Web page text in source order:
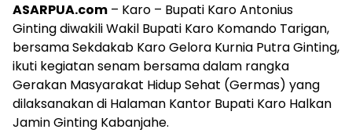
ASARPUA.com – Karo – Bupati Karo Antonius
Ginting diwakili Wakil Bupati Karo Komando Tarigan,
bersama Sekdakab Karo Gelora Kurnia Putra Ginting,
ikuti kegiatan senam bersama dalam rangka
Gerakan Masyarakat Hidup Sehat (Germas) yang
dilaksanakan di Halaman Kantor Bupati Karo Halkan
Jamin Ginting Kabanjahe.